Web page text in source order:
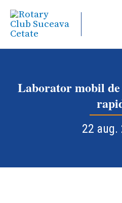
Skip
content
Laborator mobil
22 aug.